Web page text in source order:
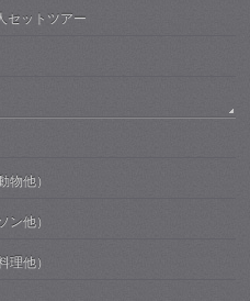
トツアー
物他）
ン他）
理他）